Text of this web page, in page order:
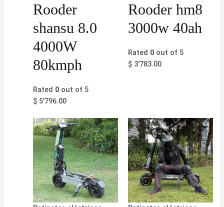
Rooder
shansu 8.0
4000W
80kmph
Rated 0 out of 5
$ 5'796.00
Rooder hm8
3000w 40ah
Rated 0out of 5
$3'783.00